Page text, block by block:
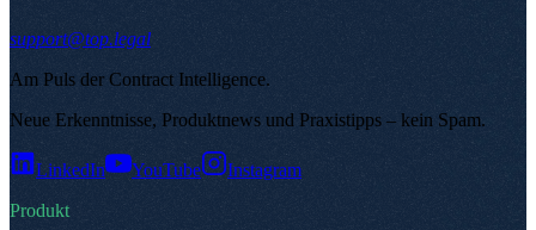
support@top.legal
Am Puls der Contract Intelligence.
Neue Erkenntnisse, Produktnews und Praxistipps – kein Spam.
LinkedIn YouTube
Instagram
Produkt